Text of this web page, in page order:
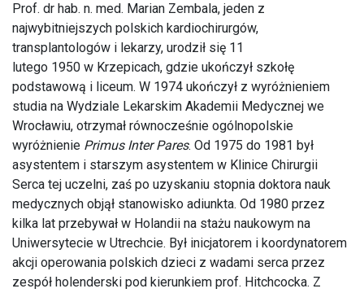
Prof. dr hab. n. med. Marian Zembala, jeden z
najwybitniejszych polskich kardiochirurgów,
transplantologów i lekarzy, urodził się 11
lutego 1950 w Krzepicach, gdzie ukończył szkołę
podstawową i liceum. W 1974 ukończył z wyróżnieniem
studia na Wydziale Lekarskim Akademii Medycznej we
Wrocławiu, otrzymał równocześnie ogólnopolskie
wyróżnienie Primus Inter Pares. Od 1975 do 1981 był
asystentem i starszym asystentem w Klinice Chirurgii
Serca tej uczelni, zaś po uzyskaniu stopnia doktora nauk
medycznych objął stanowisko adiunkta. Od 1980 przez
kilka lat przebywał w Holandii na stażu naukowym na
Uniwersytecie w Utrechcie. Był inicjatorem i koordynatorem
akcji operowania polskich dzieci z wadami serca przez
zespół holenderski pod kierunkiem prof. Hitchcocka. Z